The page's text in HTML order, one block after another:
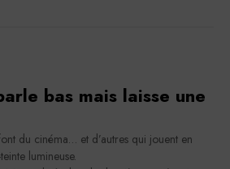
bas mais laisse une
du cinéma… et d’autres qui jouent en
lumineuse.